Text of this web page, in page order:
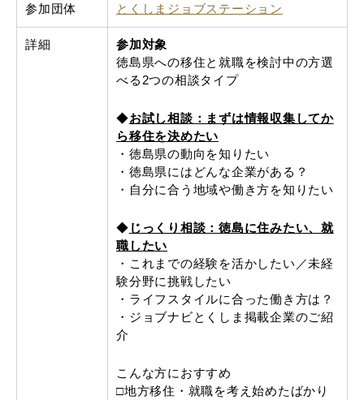
参加団体 とくしまジョブステーション
詳細
参加対象
徳島県への移住と就職を検討中の方選
べる2つの相談タイプ
◆お試し相談：まずは情報収集してか
ら移住を決めたい
・徳島県の動向を知りたい
・徳島県にはどんな企業がある？
・自分に合う地域や働き方を知りたい
◆ じっくり相談：徳島に住みたい、就
職したい
・これまでの経験を活かしたい／未経
験分野に挑戦したい
・ライフスタイルに合った働き方は？
・ジョブナビとくしま掲載企業のご紹
介
こんな方におすすめ
□地方移住・就職を考え始めたばかり